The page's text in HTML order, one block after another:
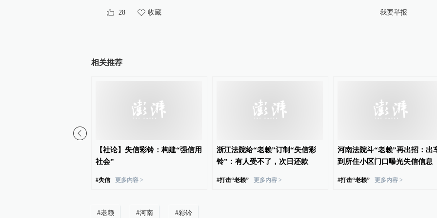
28 收藏 我要举报
相关推荐
【社论】失信彩铃：构建“强信用
社会”
#失信 更多内容 >
浙江法院给“老赖”订制“失信彩
铃”：有人受不了，次日还款
#打击“老赖” 更多内容 >
河南法院斗“老赖”再出招：出
到所住小区门口曝光失信信息
#打击“老赖” 更多内容 >
#老赖 #河南 #彩铃